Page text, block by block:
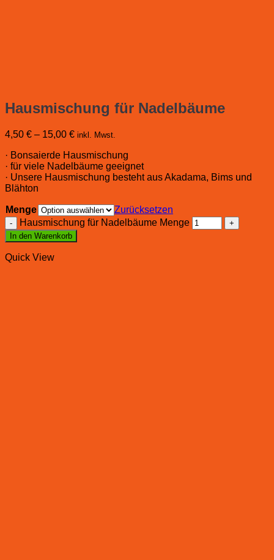
Hausmischung für Nadelbäume
4,50 € – 15,00 € inkl. Mwst.
· Bonsaierde Hausmischung
· für viele Nadelbäume geeignet
· Unsere Hausmischung besteht aus Akadama, Bims und
Blähton
Menge
Zurücksetzen
Hausmischung für Nadelbäume Menge
In den Warenkorb
Quick View